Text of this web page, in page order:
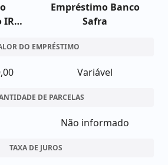
Empréstimo Banco
Safra
DO EMPRÉSTIMO
Variável
DE PARCELAS
Não informado
TAXA DE JUROS